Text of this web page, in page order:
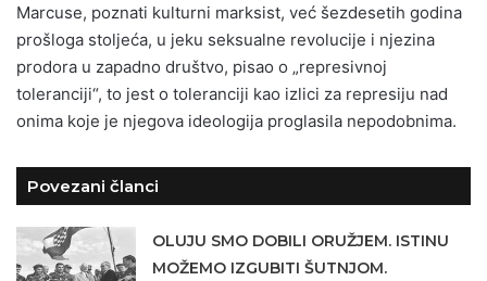
Marcuse, poznati kulturni marksist, već šezdesetih godina
prošloga stoljeća, u jeku seksualne revolucije i njezina
prodora u zapadno društvo, pisao o „represivnoj
toleranciji“, to jest o toleranciji kao izlici za represiju nad
onima koje je njegova ideologija proglasila nepodobnima.
Povezani članci
OLUJU SMO DOBILI ORUŽJEM. ISTINU
MOŽEMO IZGUBITI ŠUTNJOM.